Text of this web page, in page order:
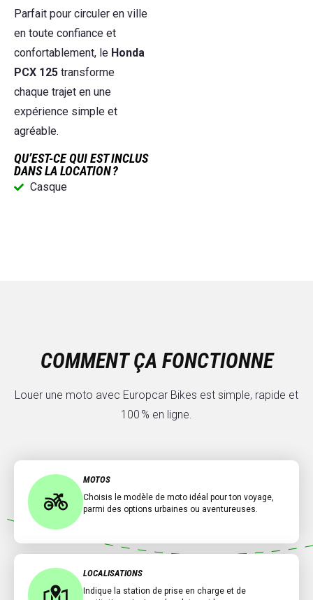
Parfait pour circuler en ville
en toute confiance et
confortablement, le Honda
PCX 125 transforme
chaque trajet en une
expérience simple et
agréable.
QU’EST-CE QUI EST INCLUS
DANS LA LOCATION ?
Casque
COMMENT ÇA FONCTIONNE
Louer une moto avec Europcar Bikes est simple, rapide et
100 % en ligne.
MOTOS
Choisis le modèle de moto idéal pour ton voyage,
parmi des options urbaines ou aventureuses.
LOCALISATIONS
Indique la station de prise en charge et de